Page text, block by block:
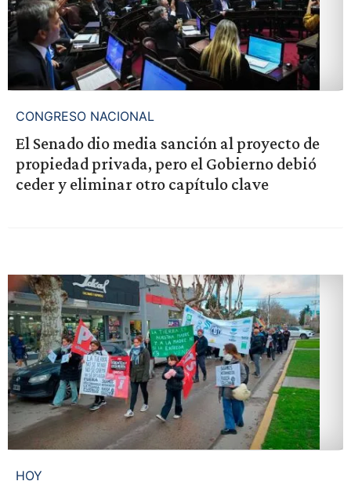
CONGRESO NACIONAL
El Senado dio media sanción al proyecto de
propiedad privada, pero el Gobierno debió
ceder y eliminar otro capítulo clave
HOY